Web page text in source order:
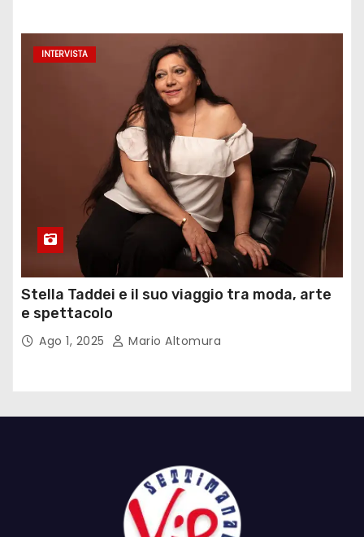
INTERVISTA
Stella Taddei e il suo viaggio tra moda, arte
e spettacolo
Ago 1, 2025 Mario Altomura